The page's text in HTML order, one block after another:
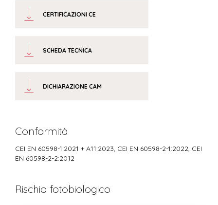
CERTIFICAZIONI CE
SCHEDA TECNICA
DICHIARAZIONE CAM
Conformità
CEI EN 60598-1:2021 + A11:2023, CEI EN 60598-2-1:2022, CEI
EN 60598-2-2:2012
Rischio fotobiologico